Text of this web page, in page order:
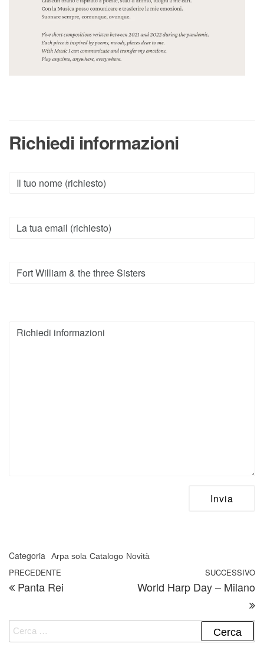
Richiedi informazioni
Categoria Arpa sola Catalogo Novità
Navigazione articoli
Articolo precedente
PRECEDENTE
Panta Rei
SUCCESSIVO
World Harp Day – Milano
Ricerca per: